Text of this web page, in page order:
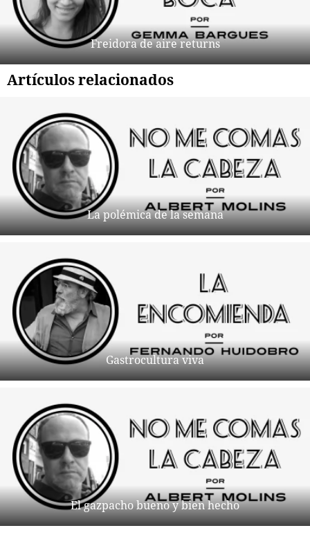
Freidora de aire returns
Artículos relacionados
La polémica de la semana
Gastrocultura viva
El gazpacho bueno y bien hecho